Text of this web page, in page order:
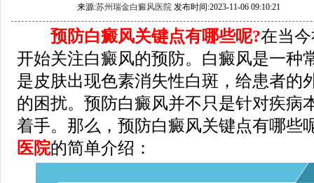
来源:苏州瑞金白癜风医院 发布时间:2023-11-06 09:10:21
预防白癜风关键点有哪些呢?在当
开始关注白癜风的预防。白癜风是一种
是皮肤出现色素消失性白斑，给患者的
的困扰。预防白癜风并不只是针对疾病
着手。那么，预防白癜风关键点有哪些
医院的简单介绍：